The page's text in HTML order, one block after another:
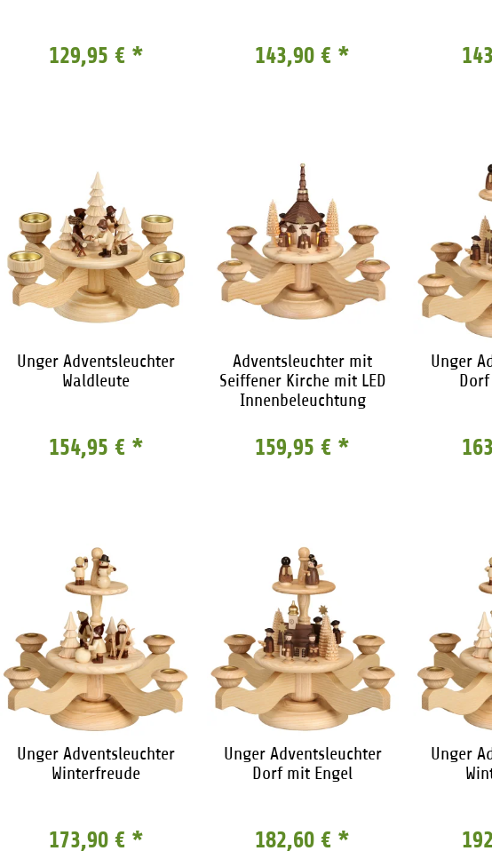
129,95 € * 143,90 € *
Unger Adventsleuchter
Waldleute
154,95 € *
Adventsleuchter mit
Seiffener Kirche mit LED
Innenbeleuchtung
159,95 € *
Unger
Unger Adventsleuchter
Winterfreude
173,90 € *
Unger Adventsleuchter
Dorf mit Engel
182,60 € *
Unger